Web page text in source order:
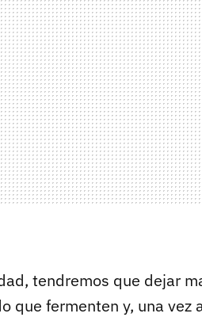
tendremos que dejar
que fermenten y, una vez